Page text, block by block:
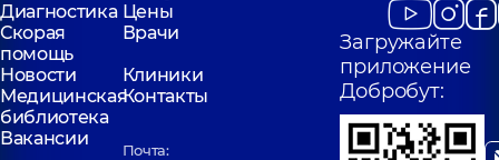
Диагностика Цены
Скорая
помощь
Врачи
Новости
Клиники
Медицинская
библиотека
Контакты
Вакансии
Почта:
Загружайте
приложение
Добробут: